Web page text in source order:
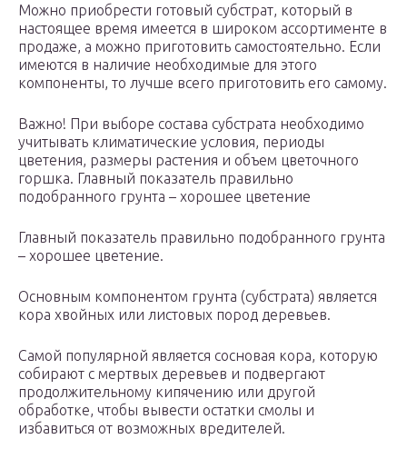
Можно приобрести готовый субстрат, который в
настоящее время имеется в широком ассортименте в
продаже, а можно приготовить самостоятельно. Если
имеются в наличие необходимые для этого
компоненты, то лучше всего приготовить его самому.
Важно! При выборе состава субстрата необходимо
учитывать климатические условия, периоды
цветения, размеры растения и объем цветочного
горшка. Главный показатель правильно
подобранного грунта – хорошее цветение
Главный показатель правильно подобранного грунта
– хорошее цветение.
Основным компонентом грунта (субстрата) является
кора хвойных или листовых пород деревьев.
Самой популярной является сосновая кора, которую
собирают с мертвых деревьев и подвергают
продолжительному кипячению или другой
обработке, чтобы вывести остатки смолы и
избавиться от возможных вредителей.